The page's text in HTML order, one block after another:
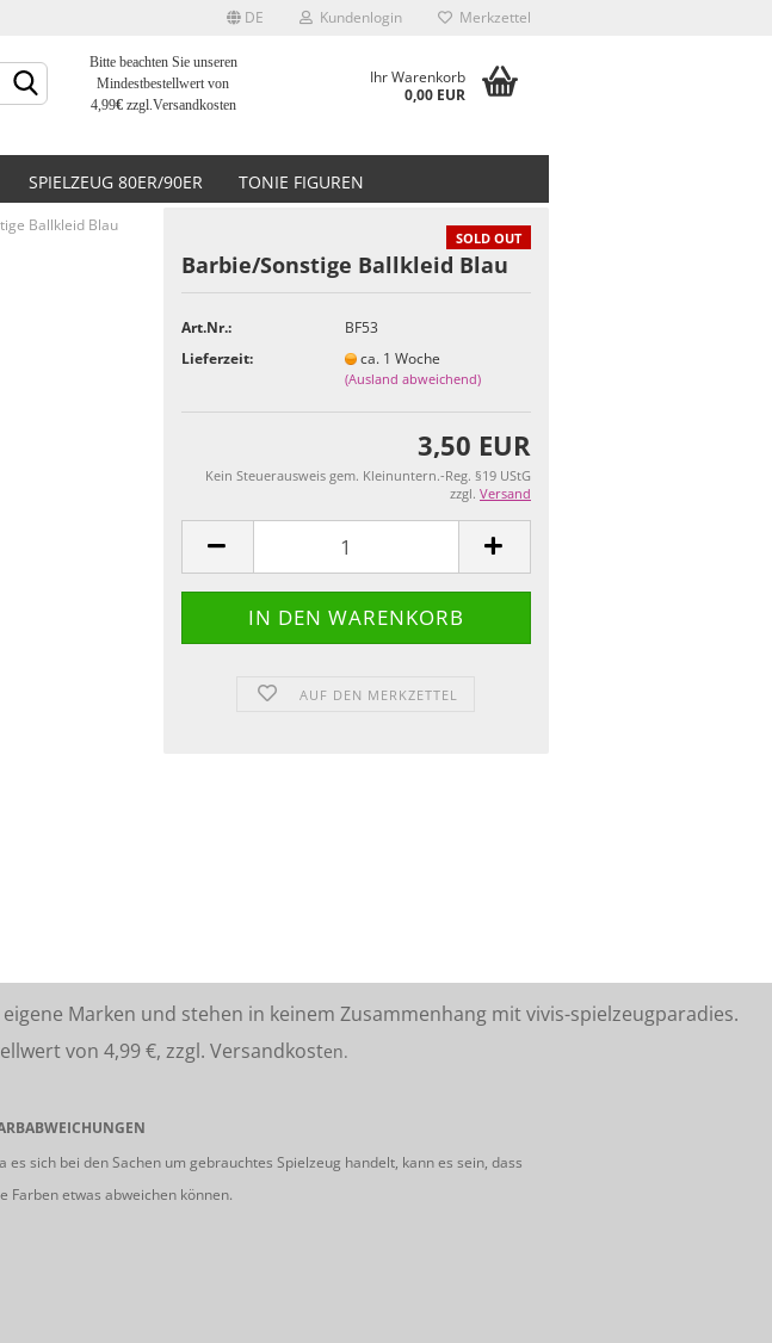
DE
auswählen
Kundenlogin Merkzettel
Bitte beachten Sie unseren
Mindestbestellwert von
4,99€zzgl.Versandkosten
Ihr Warenkorb
0,00 EUR
SPIELZEUG 80ER/90ER TONIE FIGUREN
Ballkleid Blau
SOLD OUT
Barbie/Sonstige Ballkleid Blau
Art.Nr.:
BF53
Lieferzeit:
ca. 1 Woche
(Ausland abweichend)
3,50 EUR
Kein Steuerausweis gem. Kleinuntern.-Reg. §19 UStG
zzgl. Versand
AUF DEN MERKZETTEL
Marken und stehen in keinem Zusammenhang mit vivis-spielzeugparadies.
von 4,99 €, zzgl. Versandkosten.
es sich bei den Sachen um gebrauchtes Spielzeug handelt, kann es sein, dass
Farben etwas abweichen können.